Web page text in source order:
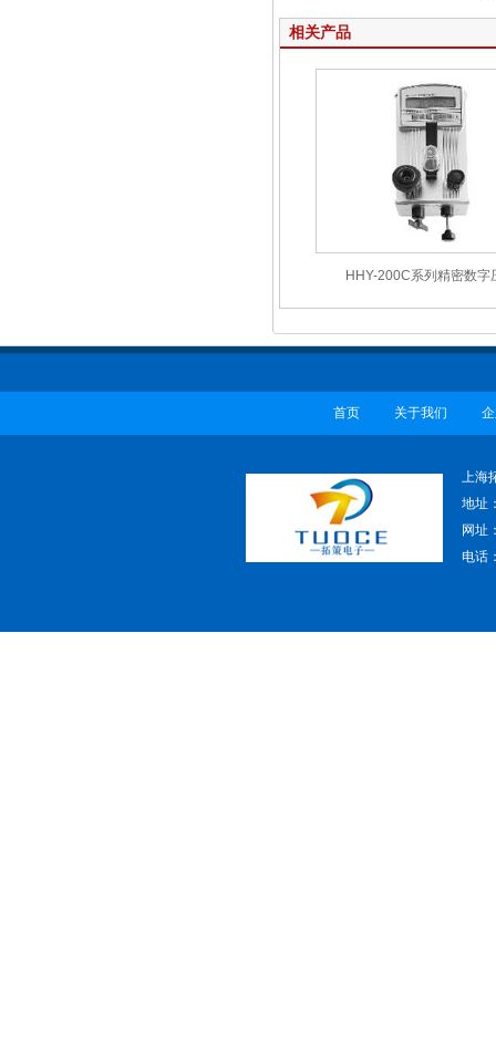
相关产品
HHY-200C系列精密数字
首页 关于我们
上海
地址
网址
电话